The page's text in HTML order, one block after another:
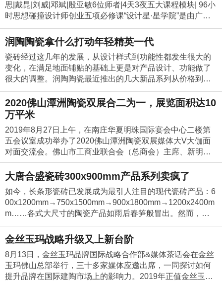
跨界表演、文创好物齐齐致敬国粹、经典，得到了众多经销
商、设计师以及媒体朋友的肯定与赞扬，并纷纷参与活动打
行业脱颖而出，靠的不仅是优良的产品质量，还有持续的创
新力。大唐合盛瓷砖始终秉承品质领先和产品创新的研发理
念，致力于传承“现代”中式人文家居艺术文化，构建创新产品
设计体系，智造科技、艺术、环保、健康的多功能性瓷砖产
品，为全球消费者量身定制最尊享的家居空间文化。
和决议卡米亚品牌2020年的发展规划。” 02品牌、产品、销
售多维度发力卡米亚品牌战略已成系统单一的作战系统已经
无法在市场中取得成效，只有从多方位共同发力才有可能在
市场中突围。据了解，本次大会上卡米亚分别从品牌、产
品、销售维度对2020年各项工作进行部署。卡米亚瓷砖品牌
文化基本成形，品牌战略已成系统，产品矩阵已经初具规
模，全国卡米亚经销商继续以“产品”为中心，以“销售”和“服
卡米亚品牌在店面建设、产品开发、渠道拓展及品牌传播等
各项工作有序进行。同时，一个卓越的品牌少不了对未来的
整齐规划。据悉，卡米亚本次会议发布了2020年—2023年战
略构想：2020年为布局年，2021年为立局年，2022年为谋局
年，2023年是格局年。此外，卡米亚瓷砖展示设计中心创意
总监陈健立足品牌定位、整体规划，层层递进，从品牌调性
到产品布局，从视觉营销、听觉营销、味觉营销等层面将卡
米亚瓷砖终端展厅4.0版本做了详细的说明，指出随着“9000
务是消费体验的三大核心要素，4.0版本东方美学馆正是从这
三个方面系统体现了设计营销的价值。参会经销商表决通过
了卡米亚终端展厅4.0版本外立面模板初步方案。 03延安精神
卡米亚精神延安主宰了革命的走向，窑洞孕育出伟大的毛泽
东思想，指引了人走向胜利和光明。延安也是很多企业家学
习和自我教育的必选之地，延安精神是学习创新、艰苦奋斗
的精神，也是言必行，行必果的精神。而这些精神恰恰是卡
米亚所具备的，也是支撑卡米亚立足于市场的精神。从学习
力。在全场举杯共饮的热烈氛围中，晚会节目表演阶段正式
开始。节目的演出环节，群星惊艳上演，激动人心，浙江电
视台《我爱记歌词》首席领唱郝梦媛演唱歌曲《甜蜜蜜》、
《思念》；全国戏曲清唱大赛金奖获得者，法国“卢浮奖”得主
手大赛浙江赛区金奖得主，杭州歌舞剧院副院长，一级演员
陈芬芳演唱《天路》、《好日子》；还有杂技表演、魔术表
演等，让众多来宾乐享极致的视听盛宴，现场的互动游戏和
抽奖环节更是将气氛推向高潮。三十年，弹指一挥间，却倾
注了无数建材人对于行业的希望和梦想，芳芳建材用创新和
科技的融合，不断推动着品牌与行业的发展，成绩斐然。正
所谓“每一位成功的皇帝背后都有一位厉害的谋臣军师”，顺辉
瓷砖作为此次活动的参与者和见证者，更是这条辉煌道路上
不可缺少的重要一员。顺辉瓷砖成立了21年，就与芳芳建材
展到如今开设经营门店及顺辉瓷砖品牌专卖店总面积近2000
0㎡，顺辉瓷砖可谓功不可没。 欲长存，必先久虑。自顺辉
瓷砖与芳芳建材合作以来，芳芳建材的发展工作就成为了顺
辉瓷砖核心业务之一。顺辉瓷砖是行业首家拥有五星级售后
服务认证的品牌，对客户的服务与帮扶是我们日复一日努力
的部分。新店开业支持、店面设计、员工培训、销售培训...顺
辉瓷砖长久以来为芳芳建材提供最全面，最优质的服务，目
的就是携手共进美好明天，一起茁壮成长。 ▲顺辉瓷砖营销
总经理彭长华与芳芳建材俞元芳合影留念此次芳芳建材30周
年庆典在余杭当地的直播平台上观看人数达到51万人次，为
芳芳建材和顺辉瓷砖在当地的口碑打下了更坚实的基础，这
千万个家庭的美好家居、放松自由的生活方式，带来新的改
变。”跨界对话跨界合作、有机融合的探索岭南文化的历史悠
为新零售开拓新思路？是值得当今设计师探索思考的问题。1
0月8日下午，2019设计星12强选手一行到走访了柒号仓艺术
馆、封伟民艺术馆、天朔艺术馆参观学习。广州美术学院工
艺美术学院副院长/教授魏华先生，讲解了《地域文化与工业
学会会长封伟民先生、美术家协会会员/青年陶艺家周小星先
生，带领2019设计星12强选手参观艺术馆，进行了深入交
流。广州美术学院工艺美术学院副院长/教授魏华先生陶瓷艺
术大师/佛山市工艺美术学会会长封伟民先生美术家协会会员/
青年陶艺家周小星先生2019设计星12强选手参观留影在活动
现场，由网易家居华南主编王傅蓉女士主持，艺术大师、201
9设计星12强选手代表汇聚一堂，从设计、艺术和新零售三个
方面，立足本土，以全球视野讨论岭南艺术在设计中为空间
赋能的畅想。主持人：从原创出发，民间艺术与商业空间有
哪些共同之处？ 石湾陶艺学会会长、青年陶艺家赵淋赵淋：
传统艺术根植于传统理念，但已经经过艺术大师个人化的艺
术创作，这点跟设计是相通的。我们有非常深厚的文化传
一个坚持原则和文化原则的东西，把他们转化为设计理念。
再创作在设计，重新让优秀的文化传统焕发出属于时代的独
特魅力，这是我觉得传统跟现代能够嫁接的方法。主持人：
民间艺术元素，应该如何走进商业空间领域？美术家协会会
非常感谢总部的帮扶，也将继续紧跟总部的步伐，有信心做
大做强大角鹿。因为更懂消费者，大角鹿在终端市场的扩张
与布局如火如荼，全国销量连续五年翻番，出口德国、意大
利等65个，全国500多家专卖店。大角鹿，超耐磨大理石瓷
砖开创者，独创“超耐磨钻石釉”专利技术，超耐磨钻石釉釆用
全球最好的釉料公司，意大利卡罗比亚釉料，耐磨度达4级以
上，比普通瓷砖耐磨度高出3倍。截至9月21日，今年大角鹿
超耐磨大理石瓷砖已成功新签约161位合作伙伴。
为了让业主感受欧福莱陶瓷的诚意，主办方不但为前来欧福
莱陶瓷总部采购的业主准备了丰富的饕餮大餐，同时请来了
亮相于舞台的时候，引起了全场骚动，手机的咔擦声、相机
的闪光灯、现场的呼喊声，强烈的展示了本次活动必成功无
疑的势头。除此之外，青春动感的舞蹈、悦耳动听的歌曲
等，一一出现在了舞台之上，为全场业主带来了诚意十足的
节目演绎。“以厂价惠动全城”，是欧福莱陶瓷在本次活动中的
第一宗旨，多个颠覆传统的促销政策，如“限量名品厂价特
供，满额返现，买砖送豪礼”等条款震撼亮相采购节。活动开
始之际，欧福莱陶瓷佛山公司总经理庞总为本次活动致辞并
激情放价，掀起抢购热潮。不等庞总从台上下来，业主们早
已按捺不住将欧福莱陶瓷的展厅围得水泄不通，工作人员忙
得不可开交，配合导购们的积极讲解，现场各类单品热卖，
偌大的空间顿时人满为患。为了缩短业主们的等待时间，工
专人刷卡，在多条收银线上经过收银工作人员的努力之下，
收银处人气高涨，业主们签单不断！欧福莱陶瓷总部团购会
在揭晓多个激动人心的大奖后圆满结束，业主朋友们纷纷表
示活动气氛十分热闹，他们满载而归。在面对镜头的采访
得，价格优惠是意料之中的事，但是万万没想到欧福莱陶瓷
的款式如此之丰富。”在被问到如果有亲戚朋友需要买砖，是
否会推荐使用欧福莱陶瓷品牌时，谢先生毫不犹豫回答
道：“毫无疑问。”没有淡季的市场，只有淡季的思想。当建材
卖场促销领域硝烟四起；欧福莱陶瓷在一片混战中始终保持
竣雄在台上领奖（右三） 韩国前总理李寿成，泰国前副
总理王鹏狄，亚洲经济发展协会执行会长权顺基，国际能源
集团控股公司党委书记、董事局主席，世界工商总会主席吴
国迪，亚洲品牌主席团执行主席、三诺集团董事长刘志雄，
品牌联盟董事长王永，亚洲品牌集团创始人兼CEO王建功等
政要名流、商业精英、企业家代表出席盛会。人民网、新华
网、中新网、经济网、发展网、CCTV、BTV、《澳门商
报》、新浪、搜狐等100多家主流媒体进行了报道。大唐合盛
瓷砖品牌市场中心总经理符竣雄与韩国前总理李寿成（图
一）、泰国前副总理王鹏狄（图二）交流并合影！由亚洲品
牌研究院编制的2019年《亚洲品牌500强》排行榜，评判标
准在于品牌的亚洲影响力，包括品牌的市场占有率、品牌忠
诚度和亚洲领导力以及良好的品牌形象。工商银行、日本丰
田、腾讯、日产汽车、华为、阿里巴巴、石油、日本本田、
建设银行、韩国乐金荣登《2019亚洲品牌500强》TOP10。
大唐合盛瓷砖本年度凭借更加优秀的品牌表现在榜单中取得
了显著的价值坐标提升,品牌价值飙升至259.04亿元，较去年
提升61.05亿元。至此，大唐合盛瓷砖已七度上榜“亚洲品牌5
00强”。这份荣誉既是对大唐合盛瓷砖品牌价值的认可，也是
大唐合盛瓷砖作为陶瓷行业标杆品牌踏上国际化道路的有力
证明。第14届亚洲品牌500强品牌价值证书第14届亚洲品牌5
00强奖牌 自2004年大唐合盛瓷砖成立以来，公司致力于
传承现代中式人文家居艺术文化，以饱含“洋为中用、古为今
用、中西结合、融合创新”的品牌文化内涵，构建创新产品体
系，并融合中西化休闲元素，智造科技、艺术、环保、健康
思|戴昆|刘威|邓斌|殷亚敏6位师者|4天3夜五大课程模块| 96小
时思想碰撞设计师创业五项必修课“设计星·星学院”是由广州
设计周携手新中源陶瓷于2018年创建的国内领先的青年设计
师“知识学习”赋能平台。通过线上课程、线下研修、游学等形
态，构建立体化知识体系，专注培养具有创新思维和国际视
野的青年设计人才。目前已累积有400+设计师参与线下课
程，23750+人次进行线上课程学习，以及500万+晋级赛在线
学习流量。9月17日-9月20日星学院将在武汉重磅打造设计创
业英雄会，首次针对设计创业人群，以认知、格局、能力、
效益、素养五个基础维度，取势、明道、优术，结合核心课
程研修+线上视听研习+星导师实地游学+星竞选现场观摩，立
体化构建青年设计师设计CEO的知识结构、能力体系、圈层
资源。为青年设计师创业做必修课指导，助力每一位设计创
业者成为时代的颠覆者。立体化CEO知识结构早在3个月前，
组委会做了大量工作，全面列举设计师创业应该具备的N个知
与访谈。结果显示：商业思维、品牌战略、管理创新、设计
研习、自我超越是青年设计师创业过程中渴望掌握的五大核
心模块。因本次创业英雄会的课程内容涉及到设计创业领域
的全链视角，相比其他课程更为深刻全局。为此老师们也是
建和提升。课程一《精品文化酒店的新商业逻辑》导师：白
玛多吉前央视纪录片导演辞职去西藏开民宿？创办目前最有
影响力和号召力的民宿品牌？促使他的到底是情怀还是商
业？一切情怀背后，都需要强大的商业思维做支撑。本次，
白玛多吉将首次授课，深度剖析松赞模式的核心和精髓，从
润陶陶瓷拿什么打动年轻精英一代
瓷砖经过这几年的发展，从设计样式到功能性都发生很大的
变化，在满足地面铺贴的基础上更是对产品设计、功能做了
很大的调整。润陶陶瓷最近推出的几大新品系列从价格到性
能再到设计上可以很好的满足家庭用户的选择，尤其是追求
时尚和炫酷体验的年轻精英一代，更是对润陶陶瓷产品青睐
有加。互动式体验营销润陶陶瓷认为，年轻精英一代，是在
互联网伴随下成长起来的一个人群，他们并不看重一个产品
是否打广告，他们更看重通过数字化媒体环境中的产品体验
展示、网络评论和口碑来了解产品品质。润陶瓷砖多媒体设
计APP互动体验式设计：瓷砖多媒体设计APP因此，润陶陶
设计APP，实现10秒钟快速出全景效果图，不需要客户再苦
等一个小时才能看到自己心仪产品的效果图，而且客户还可
以参与到设计中，直接操作设计，大大提高了客户的购砖效
率和体验感。润陶官网润陶官方抖音号互动平台：自媒体市
号等多个热门互联网平台。依靠网络平台的展示功能，润陶
陶瓷从产品单片展示、产品数据、设计师点评、产品空间应
用效果图等多方面全方位地展现产品特质。同时在官网和微
信平台中设立了留言交流区，留言区简单方便的操作和强大
2020佛山潭洲陶瓷双展合二为一，展览面积达10
万平米
2019年8月27日上午，在南庄华夏明珠国际宴会中心二楼第
五会议室成功举办了2020佛山潭洲陶瓷双展媒体大V大伽面
对面交流会。佛山市工商业联合会（总商会）主席、新明珠
集团董事长叶德林；佛山市陶瓷行业协会会长、宏宇集团董
事长梁桐灿；广东建材行业协会会长、广东科达洁能有限公
020佛山潭洲陶瓷双展合二为一，陶瓷双展将于2020年4月17
日至20日，在潭洲国际会展中心同期举办，展会全面启动潭
洲国际会展中心一、二期10个专业展馆，展览面积达10万平
米。目前，2020佛山陶瓷双展的招展和招商工作已全面启
动。会议上叶德林董事长首先发表致辞，他认为2020年潭洲
陶瓷双展的合并举办，符合行业发展需求，是陶瓷行业办展
的一次全新尝试。合并举办的潭洲陶瓷双展10万平方米的展
览面积必将吸引全球各大陶瓷品牌和陶瓷装备材料企业的参
大唐合盛瓷砖300x900mm产品系列卖疯了
如今，长条形瓷砖已发展成为最引人注目的现代瓷砖产品：6
00x1200mm→750x1500mm→900x1800mm→1200x2400m
m……各式大尺寸的陶瓷产品如雨后春笋般冒出。然而，就
这么一个势头下，偏偏大唐合盛瓷砖尺寸“娇小精悍”的300X9
00mm犹如黑马般突破大规格瓷砖的重围，出现在行业的视野
当中，受到经销商、设计师们和广大消费者的喜爱与追捧！
然而是什么原因促使300x900mm规格的瓷砖如此大卖？1、
大板大量涌现，小规格弥补市场空白当下大板呈现一个“大爆
发”的趋势，而小规格瓷砖则相对处于“空白”的位置。大唐合
金丝玉玛战略升级又上新台阶
8月13日，金丝玉玛品牌国际战略合作部&媒体茶话会在金丝
玉玛佛山总部举行，三十多家媒体应邀出席，一同探讨如何
提升品牌在国际建陶市场上的影响力。2019年正值金丝玉玛